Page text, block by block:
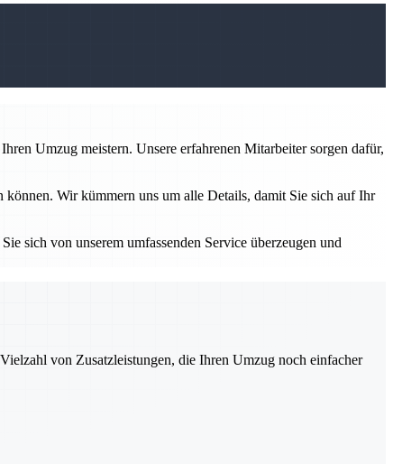
Umzug meistern. Unsere erfahrenen Mitarbeiter sorgen dafür,
können. Wir kümmern uns um alle Details, damit Sie sich auf Ihr
sich von unserem umfassenden Service überzeugen und
von Zusatzleistungen, die Ihren Umzug noch einfacher